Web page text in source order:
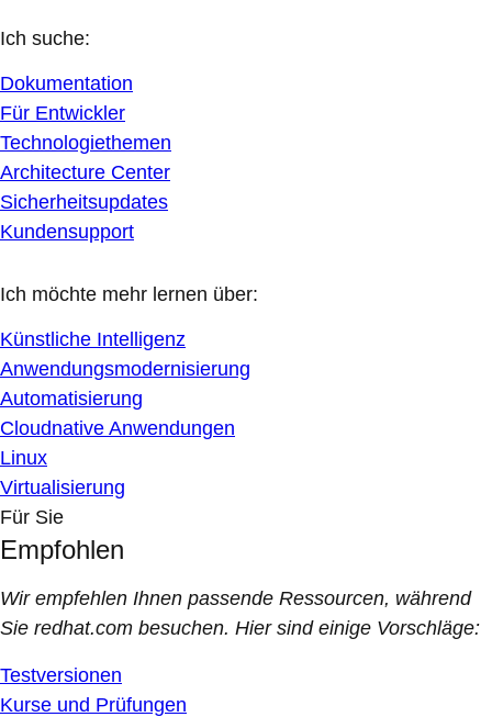
Ich suche:
Dokumentation
Für Entwickler
Technologiethemen
Architecture Center
Sicherheitsupdates
Kundensupport
Ich möchte mehr lernen über:
Künstliche Intelligenz
Anwendungsmodernisierung
Automatisierung
Cloudnative Anwendungen
Linux
Virtualisierung
Für Sie
Empfohlen
Wir empfehlen Ihnen passende Ressourcen, während
Sie redhat.com besuchen. Hier sind einige Vorschläge:
Testversionen
Kurse und Prüfungen